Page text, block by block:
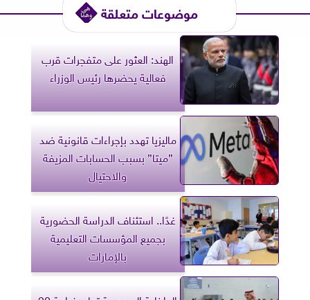
موضوعات متعلقة
الهند: العثور على متفجرات قرب
فعالية يحضرها رئيس الوزراء
ماليزيا تهدد بإجراءات قانونية ضد
”ميتا” بسبب الحسابات المزيفة
والاحتيال
غدًا.. استئناف الدراسة الحضورية
بجميع المؤسسات التعليمية
بالإمارات